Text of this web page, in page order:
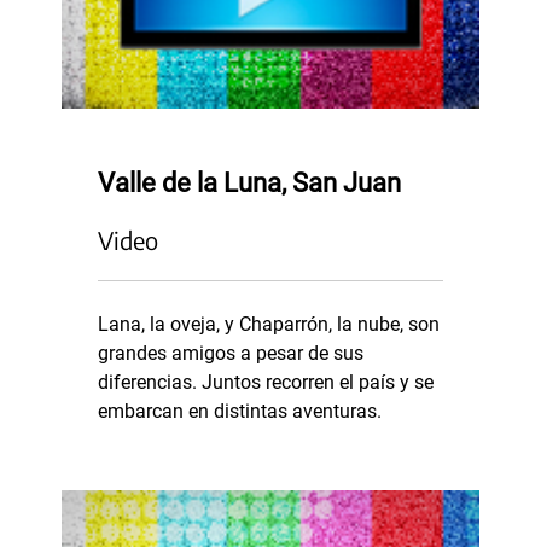
Valle de la Luna, San Juan
Video
Lana, la oveja, y Chaparrón, la nube, son
grandes amigos a pesar de sus
diferencias. Juntos recorren el país y se
embarcan en distintas aventuras.